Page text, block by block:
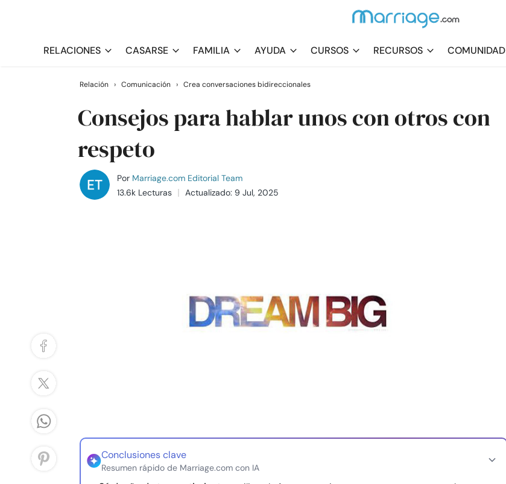
RELACIONES CASARSE FAMILIA AYUDA CURSOS RECURSOS COMUNIDAD
Relación › Comunicación › Crea conversaciones bidireccionales
Consejos para hablar unos con otros con
respeto
Por Marriage.com Editorial Team
13.6k Lecturas
Actualizado: 9 Jul, 2025
Conclusiones clave
Resumen rápido de Marriage.com con IA